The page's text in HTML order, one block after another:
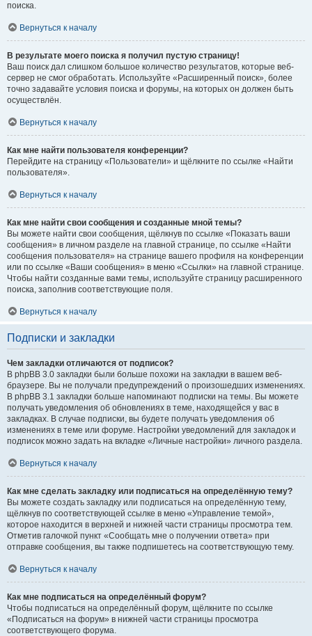
поиска.
Вернуться к началу
В результате моего поиска я получил пустую страницу!
Ваш поиск дал слишком большое количество результатов, которые веб-
сервер не смог обработать. Используйте «Расширенный поиск», более
точно задавайте условия поиска и форумы, на которых он должен быть
осуществлён.
Вернуться к началу
Как мне найти пользователя конференции?
Перейдите на страницу «Пользователи» и щёлкните по ссылке «Найти
пользователя».
Вернуться к началу
Как мне найти свои сообщения и созданные мной темы?
Вы можете найти свои сообщения, щёлкнув по ссылке «Показать ваши
сообщения» в личном разделе на главной странице, по ссылке «Найти
сообщения пользователя» на странице вашего профиля на конференции
или по ссылке «Ваши сообщения» в меню «Ссылки» на главной странице.
Чтобы найти созданные вами темы, используйте страницу расширенного
поиска, заполнив соответствующие поля.
Вернуться к началу
Подписки и закладки
Чем закладки отличаются от подписок?
В phpBB 3.0 закладки были больше похожи на закладки в вашем веб-
браузере. Вы не получали предупреждений о произошедших изменениях.
В phpBB 3.1 закладки больше напоминают подписки на темы. Вы можете
получать уведомления об обновлениях в теме, находящейся у вас в
закладках. В случае подписки, вы будете получать уведомления об
изменениях в теме или форуме. Настройки уведомлений для закладок и
подписок можно задать на вкладке «Личные настройки» личного раздела.
Вернуться к началу
Как мне сделать закладку или подписаться на определённую тему?
Вы можете создать закладку или подписаться на определённую тему,
щёлкнув по соответствующей ссылке в меню «Управление темой»,
которое находится в верхней и нижней части страницы просмотра тем.
Отметив галочкой пункт «Сообщать мне о получении ответа» при
отправке сообщения, вы также подпишетесь на соответствующую тему.
Вернуться к началу
Как мне подписаться на определённый форум?
Чтобы подписаться на определённый форум, щёлкните по ссылке
«Подписаться на форум» в нижней части страницы просмотра
соответствующего форума.